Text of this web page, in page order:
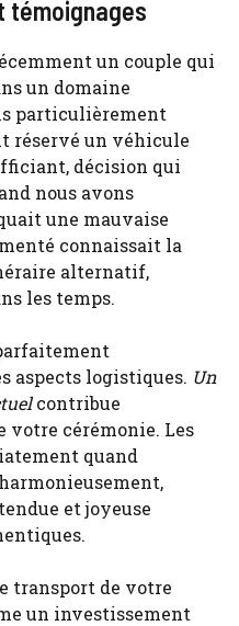
témoignages
un couple qui
un domaine
particulièrement
réservé un véhicule
décision qui
nous avons
une mauvaise
connaissait la
alternatif,
les temps.
aspects logistiques. Un
contribue
votre cérémonie. Les
quand
et joyeuse
transport de votre
un investissement